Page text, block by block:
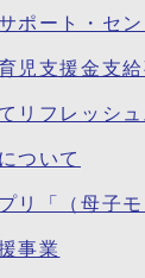
ポート・セ
児支援金支
リフレッシ
ついて
リ「（母子
事業